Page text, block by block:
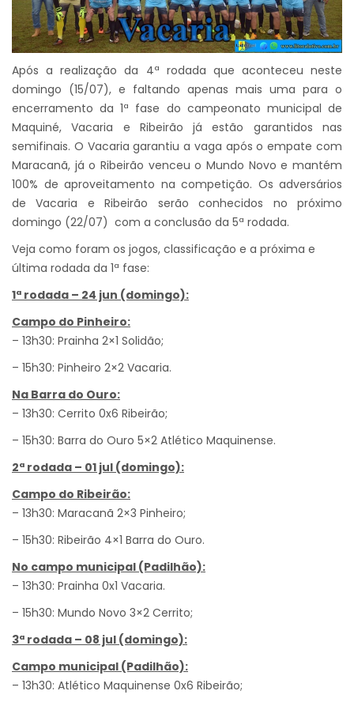
Após a realização da 4ª rodada que aconteceu neste
domingo (15/07), e faltando apenas mais uma para o
encerramento da 1ª fase do campeonato municipal de
Maquiné, Vacaria e Ribeirão já estão garantidos nas
semifinais. O Vacaria garantiu a vaga após o empate com
Maracanã, já o Ribeirão venceu o Mundo Novo e mantém
100% de aproveitamento na competição. Os adversários
de Vacaria e Ribeirão serão conhecidos no próximo
domingo (22/07) com a conclusão da 5ª rodada.
Veja como foram os jogos, classificação e a próxima e
última rodada da 1ª fase:
1ª rodada – 24 jun (domingo):
Campo do Pinheiro:
– 13h30: Prainha 2×1 Solidão;
– 15h30: Pinheiro 2×2 Vacaria.
Na Barra do Ouro:
– 13h30: Cerrito 0x6 Ribeirão;
– 15h30: Barra do Ouro 5×2 Atlético Maquinense.
2ª rodada – 01 jul (domingo):
Campo do Ribeirão:
– 13h30: Maracanã 2×3 Pinheiro;
– 15h30: Ribeirão 4×1 Barra do Ouro.
No campo municipal (Padilhão):
– 13h30: Prainha 0x1 Vacaria.
– 15h30: Mundo Novo 3×2 Cerrito;
3ª rodada – 08 jul (domingo):
Campo municipal (Padilhão):
– 13h30: Atlético Maquinense 0x6 Ribeirão;